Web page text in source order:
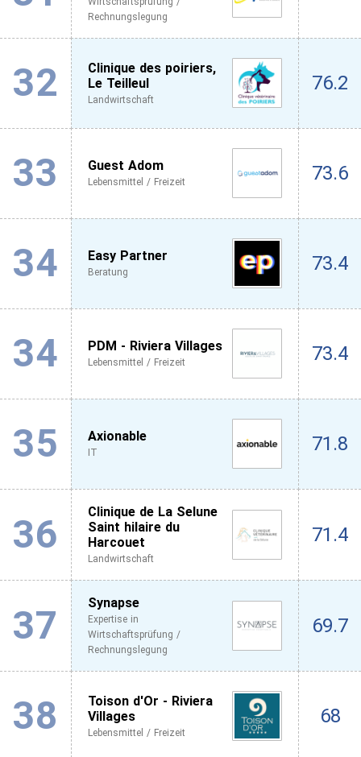
Rechnungslegung
32
Clinique des poiriers,
Le Teilleul
Landwirtschaft
76.2
33 Guest Adom
Lebensmittel / Freizeit 73.6
34 Easy Partner
Beratung 73.4
34 PDM - Riviera Villages
Lebensmittel / Freizeit 73.4
35 Axionable
IT 71.8
36
Clinique de La Selune
Saint hilaire du
Harcouet
Landwirtschaft
71.4
37 Synapse
Expertise in
Wirtschaftsprüfung /
Rechnungslegung
69.7
38
Toison d'Or - Riviera
Villages
Lebensmittel / Freizeit
68